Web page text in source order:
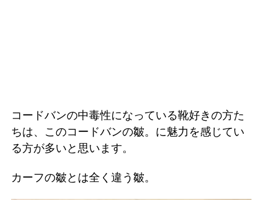
コードバンの中毒性になっている靴好きの方た
ちは、このコードバンの皺。に魅力を感じてい
る方が多いと思います。
カーフの皺とは全く違う皺。